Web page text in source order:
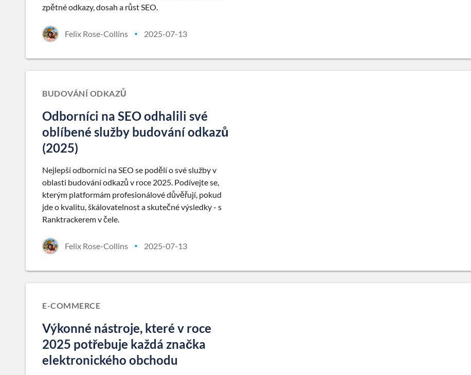
zpětné odkazy, dosah a růst SEO.
Felix Rose-Collins • 2025-07-13
BUDOVÁNÍ ODKAZŮ
Odborníci na SEO odhalili své
oblíbené služby budování odkazů
(2025)
Nejlepší odborníci na SEO se podělí o své služby v
oblasti budování odkazů v roce 2025. Podívejte se,
kterým platformám profesionálové důvěřují, pokud
jde o kvalitu, škálovatelnost a skutečné výsledky - s
Ranktrackerem v čele.
Felix Rose-Collins • 2025-07-13
E-COMMERCE
Výkonné nástroje, které v roce
2025 potřebuje každá značka
elektronického obchodu